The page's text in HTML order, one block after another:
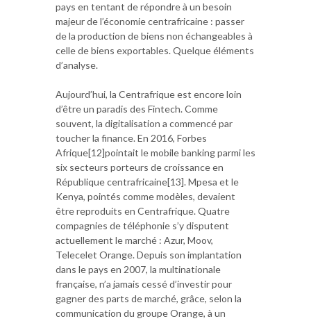
pays en tentant de répondre à un besoin
majeur de l’économie centrafricaine : passer
de la production de biens non échangeables à
celle de biens exportables. Quelque éléments
d’analyse.
Aujourd’hui, la Centrafrique est encore loin
d’être un paradis des Fintech. Comme
souvent, la digitalisation a commencé par
toucher la finance. En 2016, Forbes
Afrique[12]pointait le mobile banking parmi les
six secteurs porteurs de croissance en
République centrafricaine[13]. Mpesa et le
Kenya, pointés comme modèles, devaient
être reproduits en Centrafrique. Quatre
compagnies de téléphonie s’y disputent
actuellement le marché : Azur, Moov,
Telecelet Orange. Depuis son implantation
dans le pays en 2007, la multinationale
française, n’a jamais cessé d’investir pour
gagner des parts de marché, grâce, selon la
communication du groupe Orange, à un